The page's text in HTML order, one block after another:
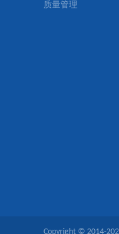
质量管理
Copyright © 2014-